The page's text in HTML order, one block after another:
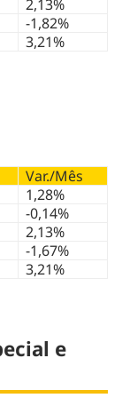
2,13%
-1,82%
3,21%
Var./Mês
1,28%
-0,14%
2,13%
-1,67%
3,21%
e